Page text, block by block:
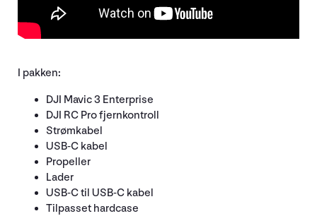
I pakken:
DJI Mavic 3 Enterprise
DJI RC Pro fjernkontroll
Strømkabel
USB-C kabel
Propeller
Lader
USB-C til USB-C kabel
Tilpasset hardcase